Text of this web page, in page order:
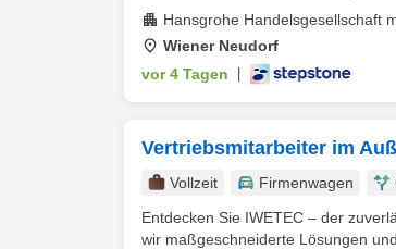
Hansgrohe Handelsgesellschaft
Wiener Neudorf
vor 4 Tagen
Vertriebsmitarbeiter im
Vollzeit Firmenwagen
Entdecken Sie IWETEC – der
wir maßgeschneiderte Lösungen